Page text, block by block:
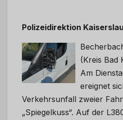
Polizeidirektion
(Kreis Bad
Am
ereignet
Verkehrsunfall zweier
„Spiegelkuss“. Auf der